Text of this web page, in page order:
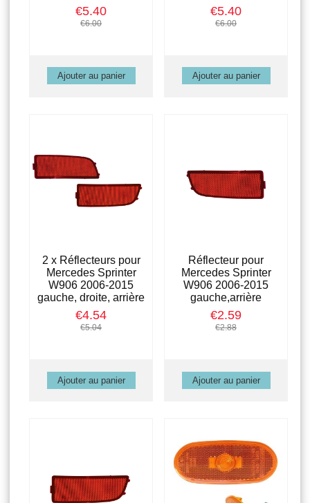
€5.40
€6.00
€5.40
€6.00
2 x Réflecteurs pour
Mercedes Sprinter
W906 2006-2015
gauche, droite, arrière
€4.54
€5.04
Réflecteur pour
Mercedes Sprinter
W906 2006-2015
gauche,arrière
€2.59
€2.88